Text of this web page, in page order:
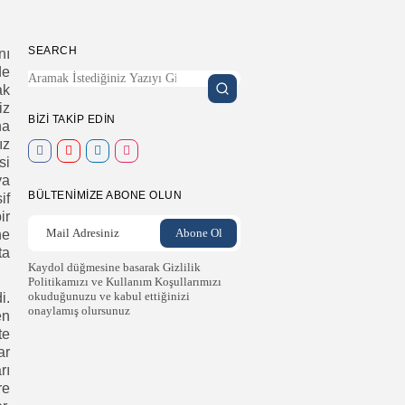
SEARCH
BIZI TAKIP EDIN
BÜLTENIMIZE ABONE OLUN
Kaydol düğmesine basarak Gizlilik
Politikamızı ve Kullanım Koşullarımızı
okuduğunuzu ve kabul ettiğinizi
onaylamış olursunuz